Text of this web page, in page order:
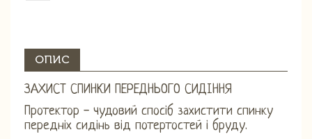
ОПИС
ЗАХИСТ СПИНКИ ПЕРЕДНЬОГО СИДІННЯ
Протектор - чудовий спосіб захистити спинку
передніх сидінь від потертостей і бруду.